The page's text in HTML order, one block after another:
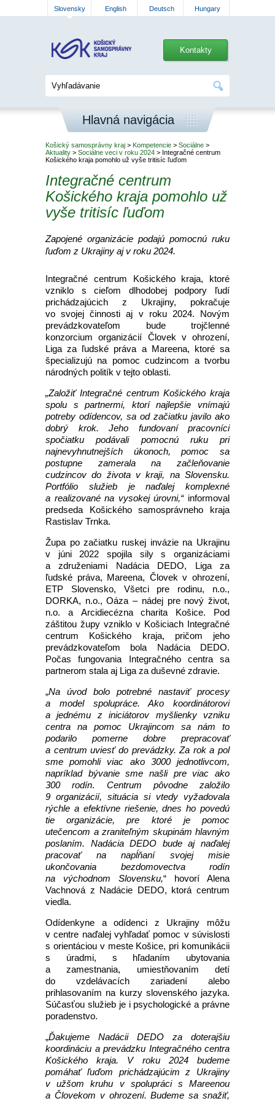
Slovensky English Deutsch Hungary
Kontakty
Hlavná navigácia
Košický samosprávny kraj > Kompetencie > Sociálne >
Aktuality > Sociálne veci v roku 2024 > Integračné centrum
Košického kraja pomohlo už vyše tritisíc ľuďom
Integračné centrum
Košického kraja pomohlo už
vyše tritisíc ľuďom
Zapojené organizácie podajú pomocnú ruku
ľuďom z Ukrajiny aj v roku 2024.
Integračné centrum Košického kraja, ktoré
vzniklo s cieľom dlhodobej podpory ľudí
prichádzajúcich z Ukrajiny, pokračuje
vo svojej činnosti aj v roku 2024. Novým
prevádzkovateľom bude trojčlenné
konzorcium organizácií Človek v ohrození,
Liga za ľudské práva a Mareena, ktoré sa
špecializujú na pomoc cudzincom a tvorbu
národných politík v tejto oblasti.
„Založiť Integračné centrum Košického kraja
spolu s partnermi, ktorí najlepšie vnímajú
potreby odídencov, sa od začiatku javilo ako
dobrý krok. Jeho fundovaní pracovníci
spočiatku podávali pomocnú ruku pri
najnevyhnutnejších úkonoch, pomoc sa
postupne zamerala na začleňovanie
cudzincov do života v kraji, na Slovensku.
Portfólio služieb je naďalej komplexné
a realizované na vysokej úrovni,“informoval
predseda Košického samosprávneho kraja
Rastislav Trnka.
Župa po začiatku ruskej invázie na Ukrajinu
v júni 2022 spojila sily s organizáciami
a združeniami Nadácia DEDO, Liga za
ľudské práva, Mareena, Človek v ohrození,
ETP Slovensko, Všetci pre rodinu, n.o.,
DORKA, n.o., Oáza – nádej pre nový život,
n.o. a Arcidiecézna charita Košice. Pod
záštitou župy vzniklo v Košiciach Integračné
centrum Košického kraja, pričom jeho
prevádzkovateľom bola Nadácia DEDO.
Počas fungovania Integračného centra sa
partnerom stala aj Liga za duševné zdravie.
„Na úvod bolo potrebné nastaviť procesy
a model spolupráce. Ako koordinátorovi
a jednému z iniciátorov myšlienky vzniku
centra na pomoc Ukrajincom sa nám to
podarilo pomerne dobre prepracovať
a centrum uviesť do prevádzky. Za rok a pol
sme pomohli viac ako 3000 jednotlivcom,
napríklad bývanie sme našli pre viac ako
300 rodín. Centrum pôvodne založilo
9 organizácií, situácia si vtedy vyžadovala
rýchle a efektívne riešenie, dnes ho povedú
tie organizácie, pre ktoré je pomoc
utečencom a zraniteľným skupinám hlavným
poslaním. Nadácia DEDO bude aj naďalej
pracovať na napĺňaní svojej misie
ukončovania bezdomovectva rodín
na východnom Slovensku,“ hovorí Alena
Vachnová z Nadácie DEDO, ktorá centrum
viedla.
Odídenkyne a odídenci z Ukrajiny môžu
v centre naďalej vyhľadať pomoc v súvislosti
s orientáciou v meste Košice, pri komunikácii
s úradmi, s hľadaním ubytovania
a zamestnania, umiestňovaním detí
do vzdelávacích zariadení alebo
prihlasovaním na kurzy slovenského jazyka.
Súčasťou služieb je i psychologické a právne
poradenstvo.
„Ďakujeme Nadácii DEDO za doterajšiu
koordináciu a prevádzku Integračného centra
Košického kraja. V roku 2024 budeme
pomáhať ľuďom prichádzajúcim z Ukrajiny
v užšom kruhu v spolupráci s Mareenou
a Človekom v ohrození. Budeme sa snažiť,